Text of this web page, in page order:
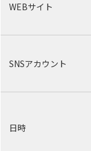
WEBサイト
SNSアカウント
日時